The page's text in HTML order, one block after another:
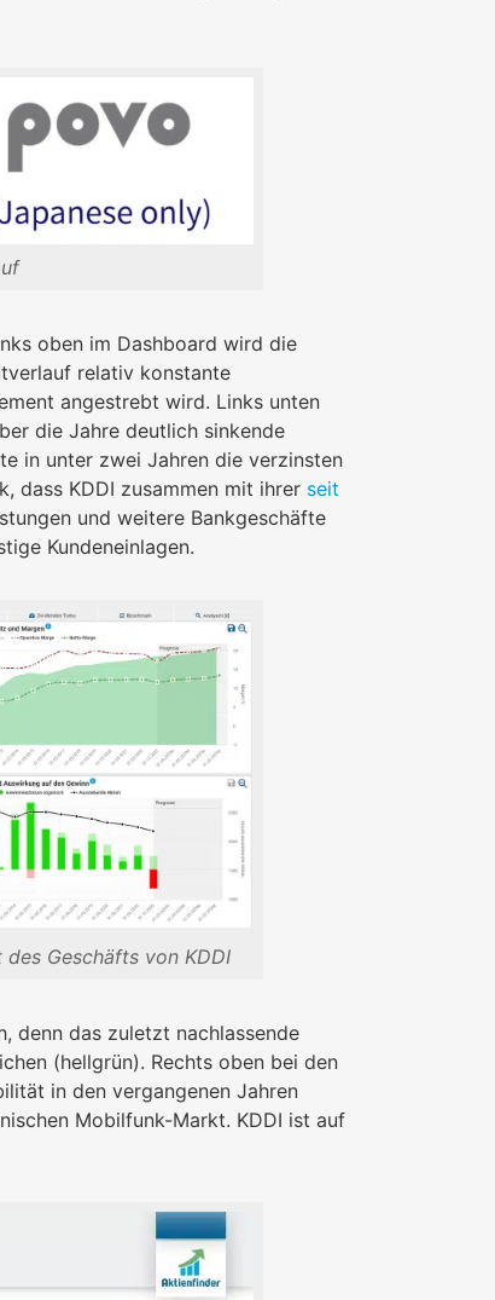
oben im Dashboard wird die
relativ konstante
angestrebt wird. Links unten
die Jahre deutlich sinkende
in unter zwei Jahren die verzinsten
dass KDDI zusammen mit ihrer seit
und weitere Bankgeschäfte
Kundeneinlagen.
Geschäfts von KDDI
denn das zuletzt nachlassende
(hellgrün). Rechts oben bei den
in den vergangenen Jahren
Mobilfunk-Markt. KDDI ist auf